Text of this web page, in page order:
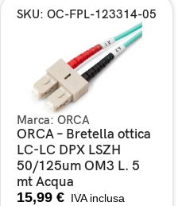
SKU: OC-FPL-123314-05
Marca: ORCA
ORCA – Bretella ottica
LC-LC DPX LSZH
50/125um OM3 L. 5
mt Acqua
15,99 € IVA inclusa